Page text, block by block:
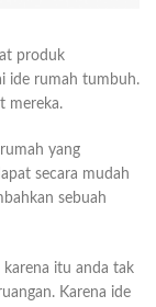
produk
ide rumah tumbuh.
mereka.
yang
secara mudah
sebuah
itu anda tak
Karena ide